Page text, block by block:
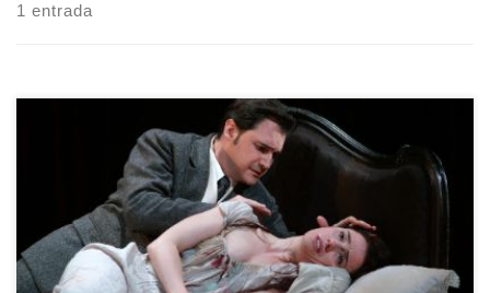
1 entrada
Un cordón de plástico de color amarillo delimita el escenario. “No
pasar”, dice. Hacerlo implica un peligro, una sanción, un riesgo. Un
atrevimiento, quizás. De un lado del cordón queda la amenaza, el
arte, el vacío. Un cadáver tal vez. Del otro la seguridad, la
distancia, la curiosidad, el morbo, […]